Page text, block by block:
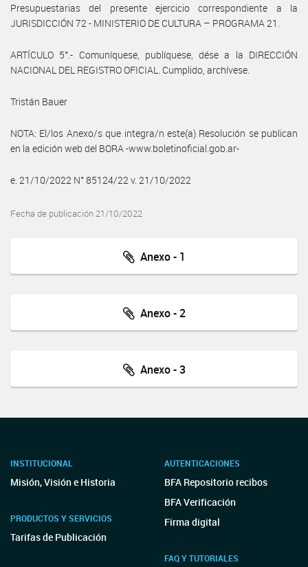
Presupuestarias del presente ejercicio correspondiente a la
JURISDICCIÓN 72 - MINISTERIO DE CULTURA – PROGRAMA 21.
ARTÍCULO 5°.- Comuníquese, publíquese, dése a la DIRECCIÓN
NACIONAL DEL REGISTRO OFICIAL. Cumplido, archívese.
Tristán Bauer
NOTA: El/los Anexo/s que integra/n este(a) Resolución se publican
en la edición web del BORA -www.boletinoficial.gob.ar-
e. 21/10/2022 N° 85124/22 v. 21/10/2022
Fecha de publicación 21/10/2022
Anexo - 1
Anexo - 2
Anexo - 3
INSTITUCIONAL
Misión, Visión e Historia
PRODUCTOS Y SERVICIOS
Tarifas de Publicación
AUTENTICACIONES
BFA Repositorio recibos
BFA Verificación
Firma digital
FAQ Y TUTORIALES